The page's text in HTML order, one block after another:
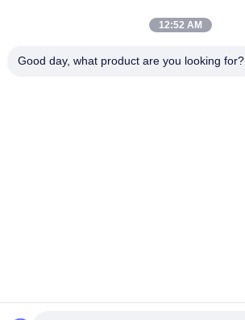
12:52 AM
Good day, what product are you looking for?